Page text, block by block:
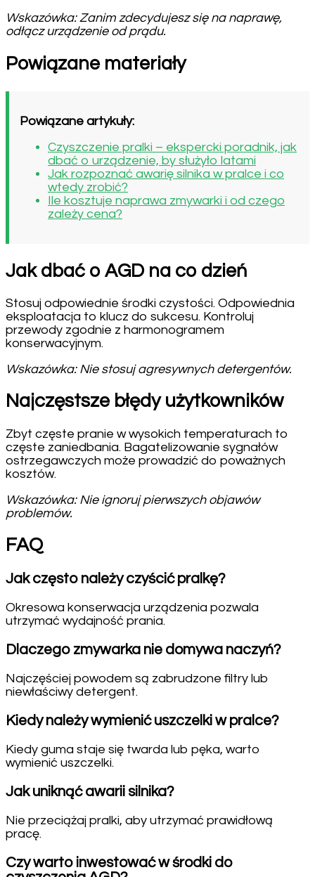
Wskazówka: Zanim zdecydujesz się na naprawę,
odłącz urządzenie od prądu.
Powiązane materiały
Powiązane artykuły:
Czyszczenie pralki – ekspercki poradnik, jak
dbać o urządzenie, by służyło latami
Jak rozpoznać awarię silnika w pralce i co
wtedy zrobić?
Ile kosztuje naprawa zmywarki i od czego
zależy cena?
Jak dbać o AGD na co dzień
Stosuj odpowiednie środki czystości. Odpowiednia
eksploatacja to klucz do sukcesu. Kontroluj
przewody zgodnie z harmonogramem
konserwacyjnym.
Wskazówka: Nie stosuj agresywnych detergentów.
Najczęstsze błędy użytkowników
Zbyt częste pranie w wysokich temperaturach to
częste zaniedbania. Bagatelizowanie sygnałów
ostrzegawczych może prowadzić do poważnych
kosztów.
Wskazówka: Nie ignoruj pierwszych objawów
problemów.
FAQ
Jak często należy czyścić pralkę?
Okresowa konserwacja urządzenia pozwala
utrzymać wydajność prania.
Dlaczego zmywarka nie domywa naczyń?
Najczęściej powodem są zabrudzone filtry lub
niewłaściwy detergent.
Kiedy należy wymienić uszczelki w pralce?
Kiedy guma staje się twarda lub pęka, warto
wymienić uszczelki.
Jak uniknąć awarii silnika?
Nie przeciążaj pralki, aby utrzymać prawidłową
pracę.
Czy warto inwestować w środki do